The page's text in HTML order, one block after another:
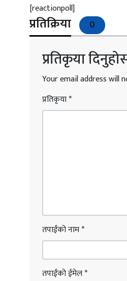
[reactionpoll]
प्रतिक्रिया 0
प्रतिकृया
Your email address will
प्रतिकृया*
तपाईंको नाम*
तपाईंको ईमेल*